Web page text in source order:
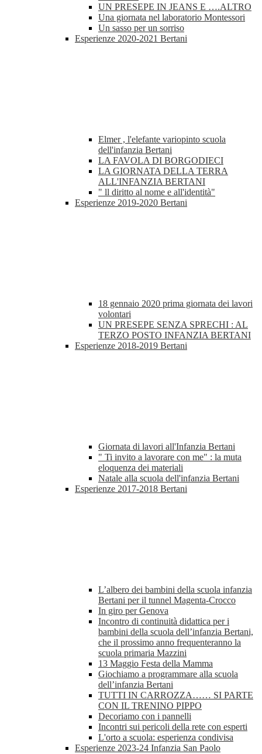
UN PRESEPE IN JEANS E ….ALTRO
Una giornata nel laboratorio Montessori
Un sasso per un sorriso
Esperienze 2020-2021 Bertani
Elmer , l'elefante variopinto scuola
dell'infanzia Bertani
LA FAVOLA DI BORGODIECI
LA GIORNATA DELLA TERRA
ALL'INFANZIA BERTANI
" ll diritto al nome e all'identità"
Esperienze 2019-2020 Bertani
18 gennaio 2020 prima giornata dei lavori
volontari
UN PRESEPE SENZA SPRECHI : AL
TERZO POSTO INFANZIA BERTANI
Esperienze 2018-2019 Bertani
Giornata di lavori all'Infanzia Bertani
" Ti invito a lavorare con me" : la muta
eloquenza dei materiali
Natale alla scuola dell'infanzia Bertani
Esperienze 2017-2018 Bertani
L’albero dei bambini della scuola infanzia
Bertani per il tunnel Magenta-Crocco
In giro per Genova
Incontro di continuità didattica per i
bambini della scuola dell’infanzia Bertani,
che il prossimo anno frequenteranno la
scuola primaria Mazzini
13 Maggio Festa della Mamma
Giochiamo a programmare alla scuola
dell’infanzia Bertani
TUTTI IN CARROZZA…… SI PARTE
CON IL TRENINO PIPPO
Decoriamo con i pannelli
Incontri sui pericoli della rete con esperti
L'orto a scuola: esperienza condivisa
Esperienze 2023-24 Infanzia San Paolo